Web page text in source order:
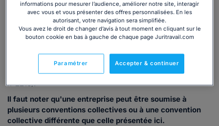
Salarié de Intermarché, à quelle convention
êtes-vous soumis ?
La convention collective qui vous est applicable est la
convention collective du commerce de détail et de gros
à prédominance alimentaire (Brochure JO n°3305 - IDCC
n°2216).
Il faut noter qu'une entreprise peut être soumise à
plusieurs conventions collectives ou à une convention
collective différente que celle présentée ici.
informations pour mesurer l’audience, améliorer notre site, interagir
avec vous et vous présenter des offres personnalisées. En les
autorisant, votre navigation sera simplifiée.
Vous avez le droit de changer d’avis à tout moment en cliquant sur le
bouton cookie en bas à gauche de chaque page Juritravail.com
Accepter & continuer
Paramétrer